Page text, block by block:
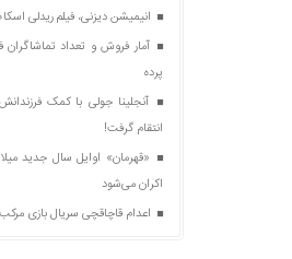
انیمیشن دیزنی، فیلم ریدلی
آمار فروش و تعداد تماشاگران
پرده
آنجلینا جولی با کمک
انتقام گرفت!
«قهرمان» اوایل سال جدید
اکران می‌شود
اعدام قاچاقچی سریال بازی مرکب